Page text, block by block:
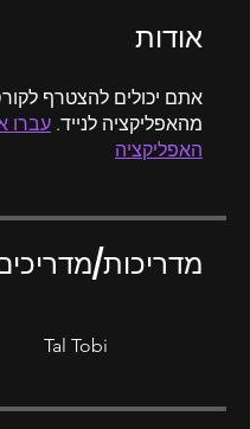
אודות
אתם יכולים להצטרף
מהאפליקציה לנייד. עברו
האפליקציה
מדריכות/
Tal Tobi